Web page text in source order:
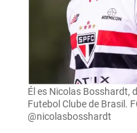
Él es Nicolas Bosshardt,
Futebol Clube de Brasil.
@nicolasbosshardt